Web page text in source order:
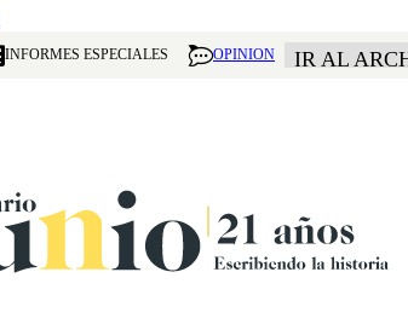
INFORMES ESPECIALES OPINION IR AL